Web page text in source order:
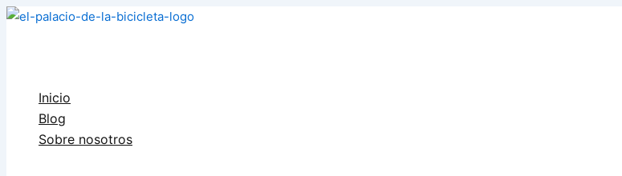
Ir
Inicio
Blog
Sobre nosotros